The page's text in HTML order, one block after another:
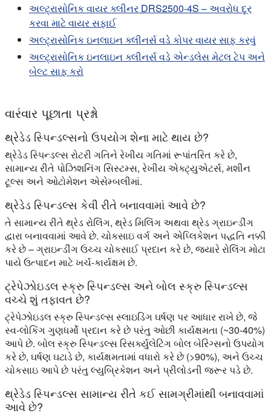
અલ્ટ્રાસોનિક વાયર ક્લીનર DRS2500-4S – અવરોધ દૂર
કરવા માટે વાયર સફાઈ
અલ્ટ્રાસોનિક ઇનલાઇન ક્લીનર્સ વડે કોપર વાયર સાફ કરવું
અલ્ટ્રાસોનિક ઇનલાઇન ક્લીનર્સ વડે એન્ડલેસ મેટલ ટેપ અને
બેલ્ટ સાફ કરો
વારંવાર પૂછાતા પ્રશ્નો
થ્રેડેડ સ્પિન્ડલ્સનો ઉપયોગ શેના માટે થાય છે?
થ્રેડેડ સ્પિન્ડલ્સ રોટરી ગતિને રેખીય ગતિમાં રૂપાંતરિત કરે છે,
સામાન્ય રીતે પોઝિશનિંગ સિસ્ટમ્સ, રેખીય એક્ટ્યુએટર્સ, મશીન
ટૂલ્સ અને ઓટોમેશન એસેમ્બલીમાં.
થ્રેડેડ સ્પિન્ડલ્સ કેવી રીતે બનાવવામાં આવે છે?
તે સામાન્ય રીતે થ્રેડ રોલિંગ, થ્રેડ મિલિંગ અથવા થ્રેડ ગ્રાઇન્ડીંગ
દ્વારા બનાવવામાં આવે છે. ચોકસાઇ વર્ગ અને એપ્લિકેશન પદ્ધતિ નક્કી
કરે છે – ગ્રાઇન્ડીંગ ઉચ્ચ ચોકસાઈ પ્રદાન કરે છે, જ્યારે રોલિંગ મોટા
પાયે ઉત્પાદન માટે ખર્ચ-કાર્યક્ષમ છે.
ટ્રેપેઝોઇડલ સ્ક્રુ સ્પિન્ડલ્સ અને બોલ સ્ક્રુ સ્પિન્ડલ્સ
વચ્ચે શું તફાવત છે?
ટ્રેપેઝોઇડલ સ્ક્રુ સ્પિન્ડલ્સ સ્લાઇડિંગ ઘર્ષણ પર આધાર રાખે છે, જે
સ્વ-લોકિંગ ગુણધર્મો પ્રદાન કરે છે પરંતુ ઓછી કાર્યક્ષમતા (~30-40%)
આપે છે. બોલ સ્ક્રુ સ્પિન્ડલ્સ રિસર્ક્યુલેટિંગ બોલ બેરિંગ્સનો ઉપયોગ
કરે છે, ઘર્ષણ ઘટાડે છે, કાર્યક્ષમતામાં વધારો કરે છે (>90%), અને ઉચ્ચ
ચોકસાઇ આપે છે પરંતુ લ્યુબ્રિકેશન અને પ્રીલોડની જરૂર પડે છે.
થ્રેડેડ સ્પિન્ડલ્સ સામાન્ય રીતે કઈ સામગ્રીમાંથી બનાવવામાં
આવે છે?